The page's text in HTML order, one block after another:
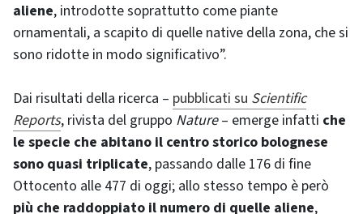
aliene, introdotte soprattutto come piante
ornamentali, a scapito di quelle native della zona, che si
sono ridotte in modo significativo”.
Dai risultati della ricerca – pubblicati su Scientific
Reports, rivista del gruppo Nature– emerge infatti che
le specie che abitano il centro storico bolognese
sono quasi triplicate, passando dalle 176 di fine
Ottocento alle 477 di oggi; allo stesso tempo è però
più che raddoppiato il numero di quelle aliene,